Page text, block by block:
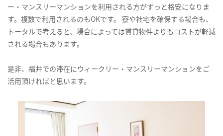
ー・マンスリーマンションを利用される方がずっと格安になりま
す。複数で利用されるのもOKです。 寮や社宅を確保する場合も、
トータルで考えると、場合によっては賃貸物件よりもコストが軽減
される場合もあります。
是非、福井での滞在にウィークリー・マンスリーマンションをご
活用頂ければと思います。